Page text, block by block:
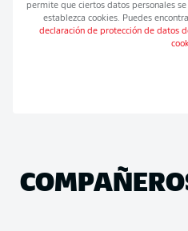
permite que ciertos datos personales
establezca cookies. Puedes
declaración de protección de datos